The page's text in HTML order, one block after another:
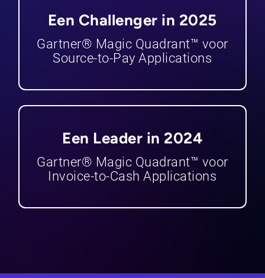
Een Challenger in 2025
Gartner® Magic Quadrant™ voor
Source-to-Pay Applications
Een Leader in 2024
Gartner® Magic Quadrant™ voor
Invoice-to-Cash Applications